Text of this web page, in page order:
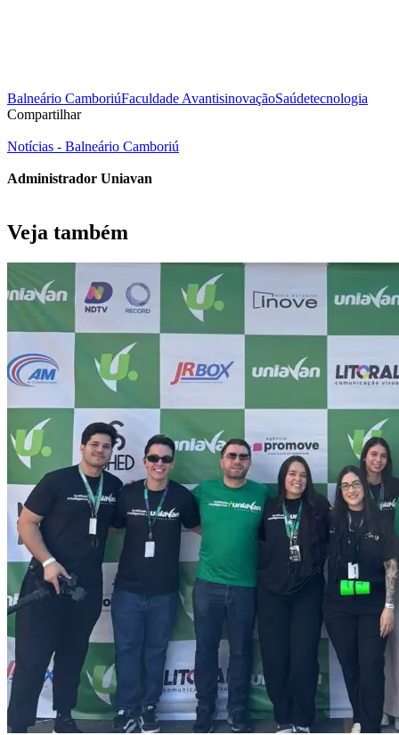
Balneário CamboriúFaculdade AvantisinovaçãoSaúdetecnologia
Compartilhar
Notícias - Balneário Camboriú
Administrador Uniavan
Veja também